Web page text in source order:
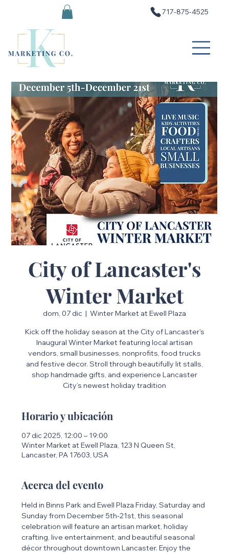
717-875-4525
City of Lancaster's
Winter Market
dom, 07 dic
  |
Winter Market at Ewell Plaza
Kick off the holiday season at the City of Lancaster's
Inaugural Winter Market featuring local artisan
vendors, small businesses, nonprofits, food trucks
and festive decor. Stroll through beautifully lit stalls,
shop handmade gifts, and experience Lancaster
City’s newest holiday tradition
Horario y ubicación
07 dic 2025, 12:00 – 19:00
Winter Market at Ewell Plaza, 123 N Queen St,
Lancaster, PA 17603, USA
Acerca del evento
Held in Binns Park and Ewell Plaza Friday, Saturday and
Sunday from December 5th-21st, this seasonal
celebration will feature an artisan market, holiday
crafting, live entertainment, and beautiful seasonal
décor throughout downtown Lancaster. Enjoy the